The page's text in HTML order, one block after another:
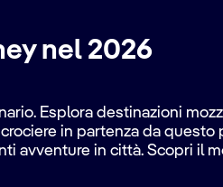
nel 2026
Esplora destinazioni
in partenza da
avventure in città. Scopri il